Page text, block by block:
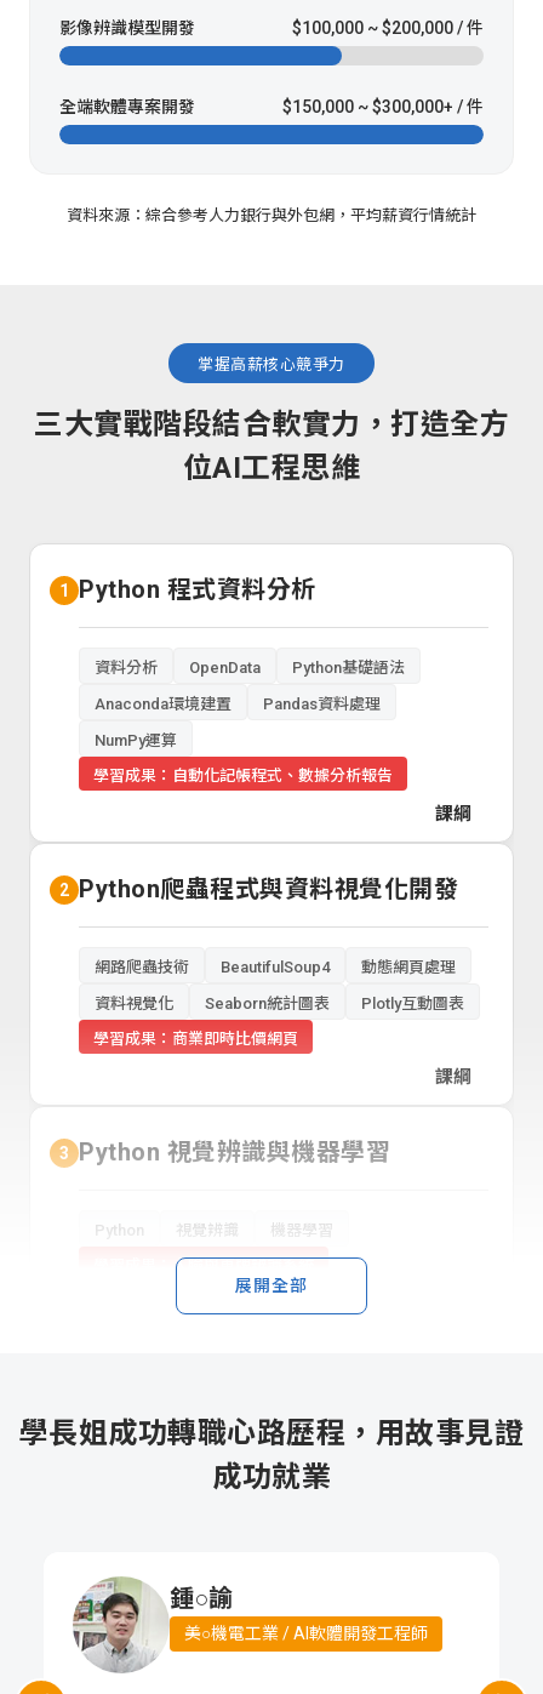
影像辨識模型開發 $100,000 ~ $200,000 / 件
全端軟體專案開發 $150,000 ~ $300,000+ / 件
資料來源：綜合參考人力銀行與外包網，平均薪資行情統計
掌握高薪核心競爭力
三大實戰階段結合軟實力，打造全方
位AI工程思維
1 Python 程式資料分析
資料分析 OpenData
Python基礎語法
Anaconda環境建置
Pandas資料處理
NumPy運算
學習成果：自動化記帳程式、數據分析報告
課綱
2 Python爬蟲程式與資料視覺化開發
網路爬蟲技術 BeautifulSoup4
動態網頁處理
資料視覺化
Seaborn統計圖表
Plotly互動圖表
學習成果：商業即時比價網頁
課綱
3 Python 視覺辨識與機器學習
Python 視覺辨識
機器學習
學習成果：人臉與車牌辨識系統
Python AI
Python Django Web 開發實務
Python
Django Web
展開全部
學長姐成功轉職心路歷程，用故事見證
成功就業
鍾○諭
美○機電工業 / AI軟體開發工程師